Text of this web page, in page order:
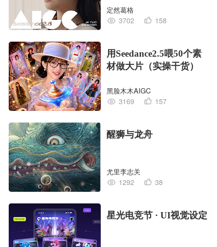
定然葛格
3702
158
用Seedance2.5喂50个素
材做大片（实操干货）
黑脸木木AIGC
3169
157
醒狮与龙舟
尤里李志关
1292
38
星光电竞节 · UI视觉设定